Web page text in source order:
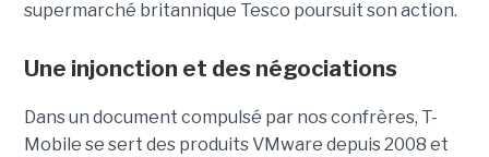
supermarché britannique Tesco poursuit son action.
Une injonction et des négociations
Dans un document compulsé par nos confrères, T-
Mobile se sert des produits VMware depuis 2008 et